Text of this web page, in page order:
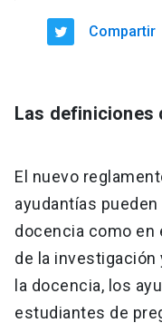
Compartir
Las definiciones
El nuevo
ayudantías
docencia como en
de la investigación
la docencia, los
estudiantes de